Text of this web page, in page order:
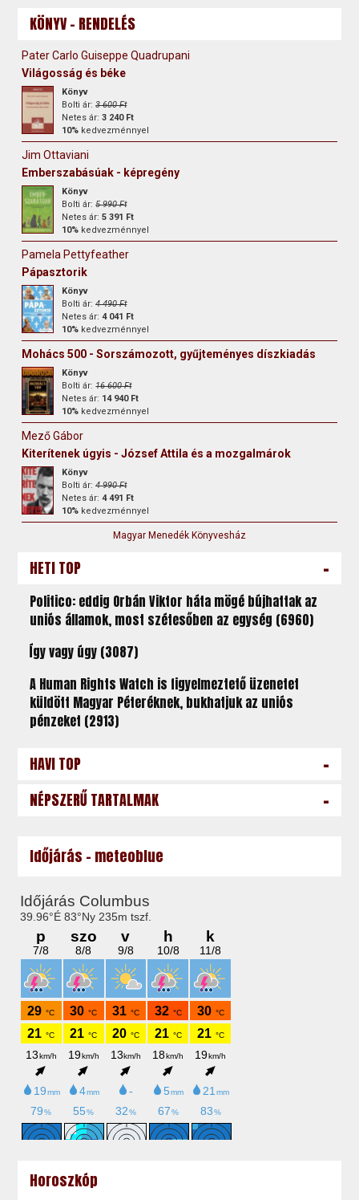
KÖNYV - RENDELÉS
Pater Carlo Guiseppe Quadrupani
Világosság és béke
Könyv
Bolti ár:3 600 Ft
Netes ár:3 240 Ft
10% kedvezménnyel
Jim Ottaviani
Emberszabásúak - képregény
Könyv
Bolti ár:5 990 Ft
Netes ár:5 391 Ft
10% kedvezménnyel
Pamela Pettyfeather
Pápasztorik
Könyv
Bolti ár:4 490 Ft
Netes ár:4 041 Ft
10% kedvezménnyel
Mohács 500 - Sorszámozott, gyűjteményes díszkiadás
Könyv
Bolti ár:16 600 Ft
Netes ár: 14 940 Ft
10% kedvezménnyel
Mező Gábor
Kiterítenek úgyis - József Attila és a mozgalmárok
Könyv
Bolti ár:4 990 Ft
Netes ár:4 491 Ft
10% kedvezménnyel
Magyar Menedék Könyvesház
HETI TOP -
Politico: eddig Orbán Viktor háta mögé bújhattak az
uniós államok, most szétesőben az egység (6960)
Így vagy úgy (3087)
A Human Rights Watch is figyelmeztető üzenetet
küldött Magyar Péteréknek, bukhatjuk az uniós
pénzeket (2913)
HAVI TOP -
NÉPSZERŰ TARTALMAK -
Időjárás - meteoblue
Horoszkóp